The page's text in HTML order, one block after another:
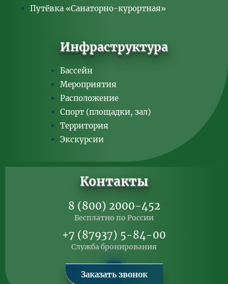
Путёвка «Санаторно-курортная»
Инфраструктура
Бассейн
Мероприятия
Расположение
Спорт (площадки, зал)
Территория
Экскурсии
Контакты
8 (800) 2000-452
Бесплатно по России
+7 (87937) 5-84-00
Служба бронирования
Заказать звонок